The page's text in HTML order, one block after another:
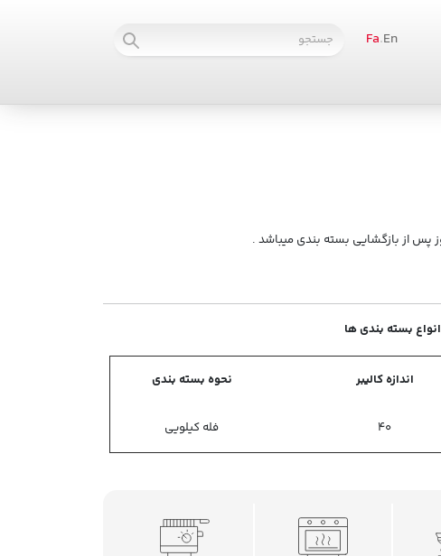
En
.
Fa
انواع بسته بندی ها
اندازه کالیبر نحوه بسته بندی
40 فله کیلویی